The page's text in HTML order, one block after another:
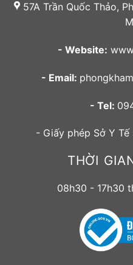
57A Trần Quốc Thảo,
- Website:
- Email:
- Tel:
- Giấy phép Sở Y
THỜI
08h30 - 17h30